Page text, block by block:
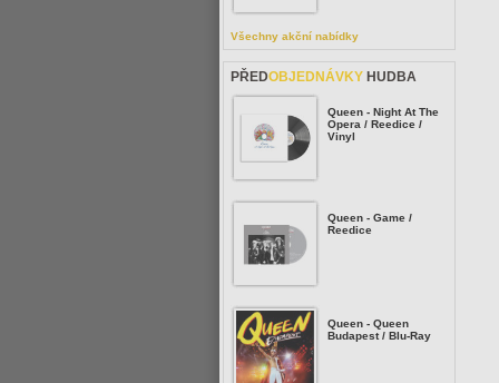
Všechny akční nabídky
PŘEDOBJEDNÁVKY HUDBA
Queen - Night At The
Opera / Reedice /
Vinyl
Queen - Game /
Reedice
Queen - Queen
Budapest / Blu-Ray